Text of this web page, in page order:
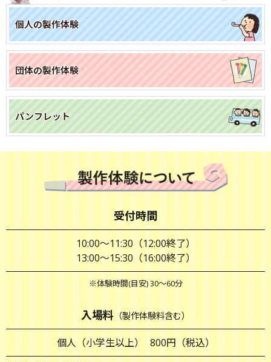
個人の製作体験
団体の製作体験
パンフレット
受付時間
10:00～11:30（12:00終了）
13:00～15:30（16:00終了）
※体験時間(目安) 30～60分
入場料 （製作体験料含む）
個人（小学生以上） 800円（税込）